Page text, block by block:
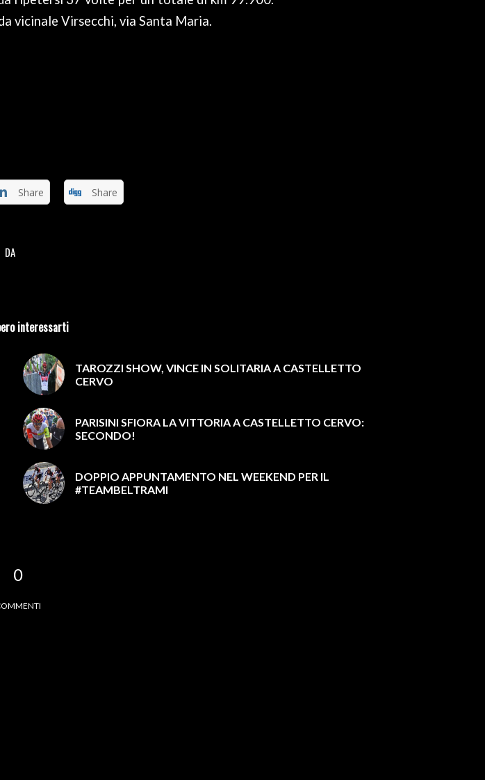
vicinale Virsecchi, via Santa Maria.
Share Share
DA
interessarti
TAROZZI SHOW, VINCE IN SOLITARIA A CASTELLETTO
CERVO
PARISINI SFIORA LA VITTORIA A CASTELLETTO CERVO:
SECONDO!
DOPPIO APPUNTAMENTO NEL WEEKEND PER IL
#TEAMBELTRAMI
0